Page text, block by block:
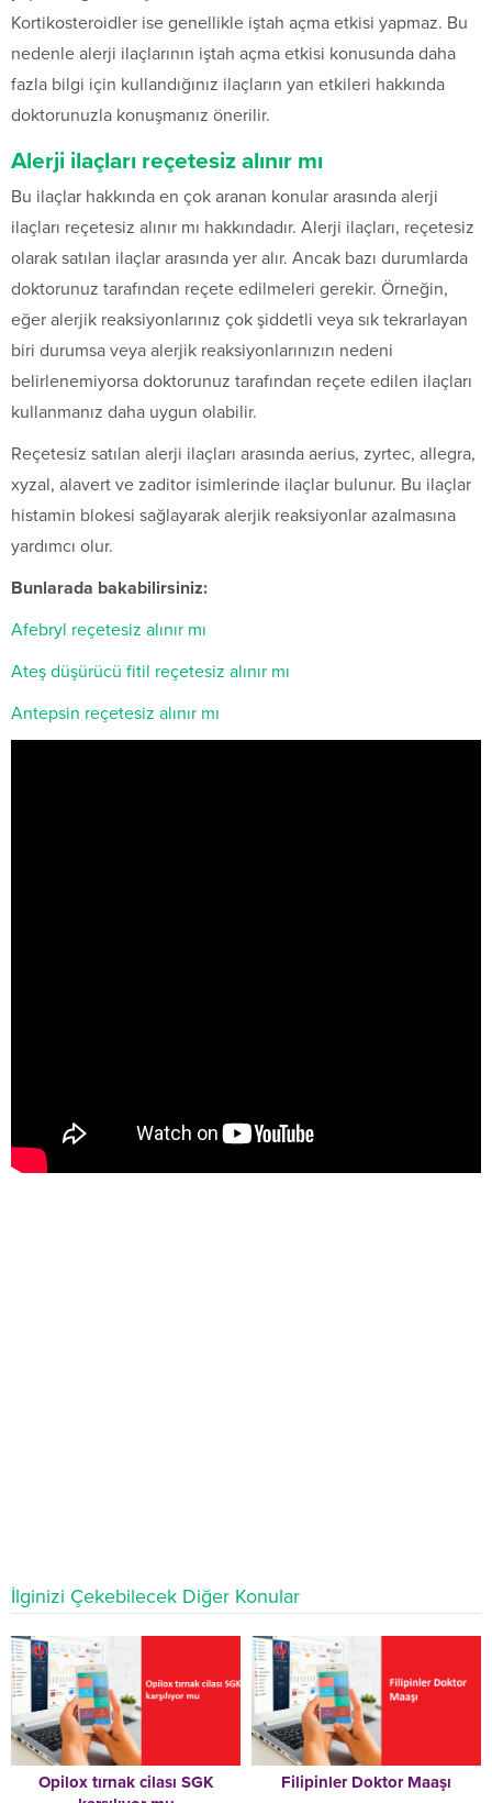
Kortikosteroidler ise genellikle iştah açma etkisi yapmaz. Bu
nedenle alerji ilaçlarının iştah açma etkisi konusunda daha
fazla bilgi için kullandığınız ilaçların yan etkileri hakkında
doktorunuzla konuşmanız önerilir.
Alerji ilaçları reçetesiz alınır mı
Bu ilaçlar hakkında en çok aranan konular arasında alerji
ilaçları reçetesiz alınır mı hakkındadır. Alerji ilaçları, reçetesiz
olarak satılan ilaçlar arasında yer alır. Ancak bazı durumlarda
doktorunuz tarafından reçete edilmeleri gerekir. Örneğin,
eğer alerjik reaksiyonlarınız çok şiddetli veya sık tekrarlayan
biri durumsa veya alerjik reaksiyonlarınızın nedeni
belirlenemiyorsa doktorunuz tarafından reçete edilen ilaçları
kullanmanız daha uygun olabilir.
Reçetesiz satılan alerji ilaçları arasında aerius, zyrtec, allegra,
xyzal, alavert ve zaditor isimlerinde ilaçlar bulunur. Bu ilaçlar
histamin blokesi sağlayarak alerjik reaksiyonlar azalmasına
yardımcı olur.
Bunlarada bakabilirsiniz:
Afebryl reçetesiz alınır mı
Ateş düşürücü fitil reçetesiz alınır mı
Antepsin reçetesiz alınır mı
İlginizi Çekebilecek Diğer Konular
Opilox tırnak cilası SGK
Filipinler Doktor Maaşı